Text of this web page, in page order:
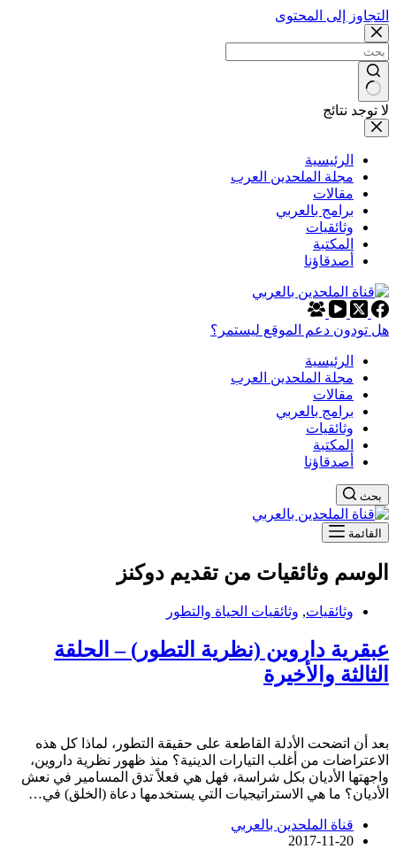
التجاوز إلى المحتوى
لا توجد نتائج
الرئيسية
مجلة الملحدين العرب
مقالات
برامج بالعربي
وثائقيات
المكتبة
أصدقاؤنا
هل تودون دعم الموقع ليستمر؟
الرئيسية
مجلة الملحدين العرب
مقالات
برامج بالعربي
وثائقيات
المكتبة
أصدقاؤنا
بحث
القائمة
الوسم وثائقيات من تقديم دوكنز
وثائقيات, وثائقيات الحياة والتطور
عبقرية داروين (نظرية التطور) – الحلقة
الثالثة والأخيرة
بعد أن اتضحت الأدلة القاطعة على حقيقة التطور، لماذا كل هذه
الاعتراضات من أغلب التيارات الدينية؟ منذ ظهور نظرية داروين،
واجهتها الأديان بكل شراسة، فهل هي فعلاً تدق المسامير في نعش
الأديان؟ ما هي الاستراتيجيات التي يستخدمها دعاة (الخلق) في…
قناة الملحدين بالعربي
2017-11-20